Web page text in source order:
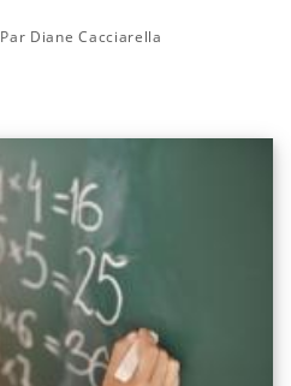
Par Diane Cacciarella